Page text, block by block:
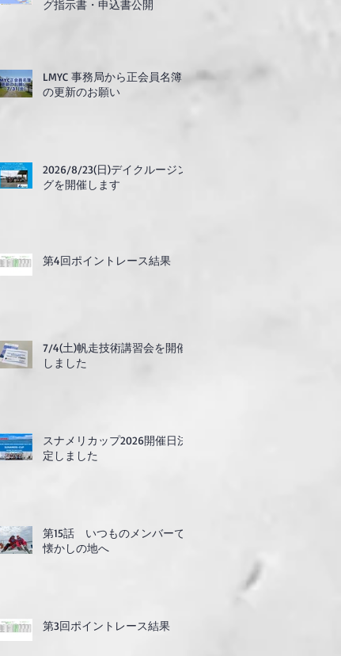
グ指示書・申込書公開
LMYC 事務局から正会員名簿
の更新のお願い
2026/8/23(日)デイクルージン
グを開催します
第4回ポイントレース結果
7/4(土)帆走技術講習会を開催
しました
スナメリカップ2026開催日決
定しました
第15話 いつものメンバーで
懐かしの地へ
第3回ポイントレース結果